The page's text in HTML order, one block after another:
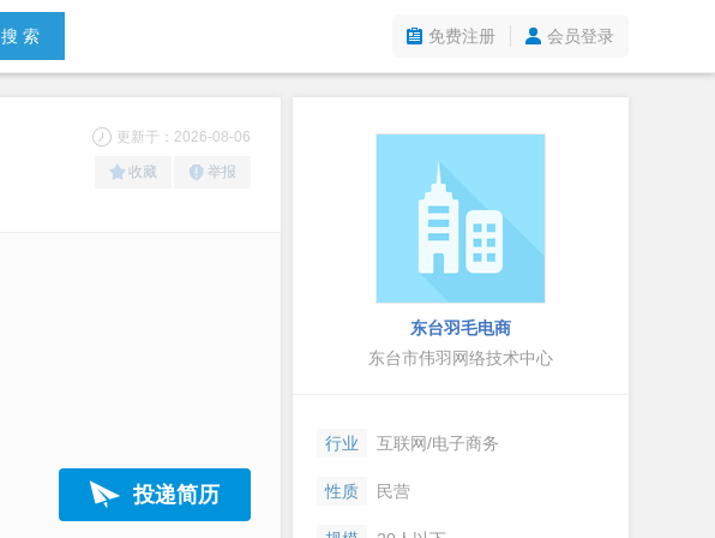
搜 索 免费注册 会员登录
更新于：2026-08-06
收藏 举报
投递简历
东台羽毛电商
东台市伟羽网络技术中心
行业 互联网/电子商务
性质 民营